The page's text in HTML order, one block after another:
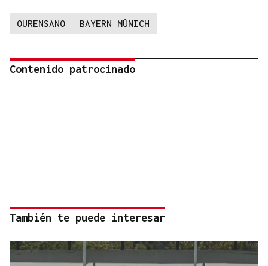
OURENSANO BAYERN MÚNICH
Contenido patrocinado
También te puede interesar